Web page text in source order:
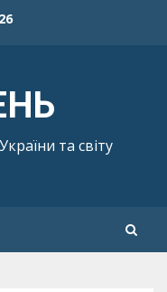
та світу